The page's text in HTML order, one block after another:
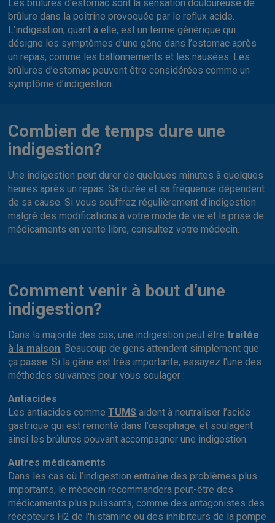
Les brûlures d’estomac sont la sensation douloureuse de
brûlure dans la poitrine provoquée par le reflux acide.
L’indigestion, quant à elle, est un terme générique qui
désigne les symptômes d’une gêne dans l’estomac après
un repas, comme les ballonnements et les nausées. Les
brûlures d’estomac peuvent être considérées comme un
symptôme d’indigestion.
Combien de temps dure une
indigestion?
Une indigestion peut durer de quelques minutes à quelques
heures après un repas. Sa durée et sa fréquence dépendent
de sa cause. Si vous souffrez régulièrement d’indigestion
malgré des modifications à votre mode de vie et la prise de
médicaments en vente libre, consultez votre médecin.
Comment venir à bout d’une
indigestion?
Dans la majorité des cas, une indigestion peut être traitée
à la maison . Beaucoup de gens attendent simplement que
ça passe. Si la gêne est très importante, essayez l’une des
méthodes suivantes pour vous soulager :
Antiacides
Les antiacides comme TUMS aident à neutraliser l’acide
gastrique qui est remonté dans l’œsophage, et soulagent
ainsi les brûlures pouvant accompagner une indigestion.
Autres médicaments
Dans les cas où l’indigestion entraîne des problèmes plus
importants, le médecin recommandera peut-être des
médicaments plus puissants, comme des antagonistes des
récepteurs H2 de l'histamine ou des inhibiteurs de la pompe